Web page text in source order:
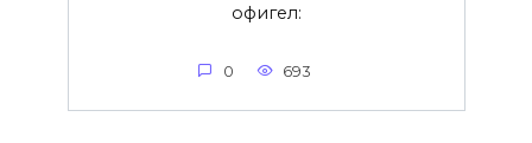
офигел:
0 693